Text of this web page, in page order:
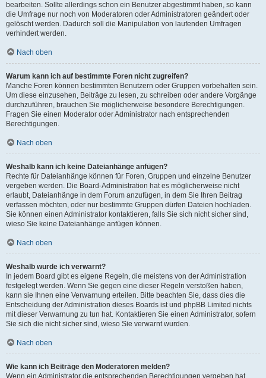
bearbeiten. Sollte allerdings schon ein Benutzer abgestimmt haben, so kann
die Umfrage nur noch von Moderatoren oder Administratoren geändert oder
gelöscht werden. Dadurch soll die Manipulation von laufenden Umfragen
verhindert werden.
Nach oben
Warum kann ich auf bestimmte Foren nicht zugreifen?
Manche Foren können bestimmten Benutzern oder Gruppen vorbehalten sein.
Um diese einzusehen, Beiträge zu lesen, zu schreiben oder andere Vorgänge
durchzuführen, brauchen Sie möglicherweise besondere Berechtigungen.
Fragen Sie einen Moderator oder Administrator nach entsprechenden
Berechtigungen.
Nach oben
Weshalb kann ich keine Dateianhänge anfügen?
Rechte für Dateianhänge können für Foren, Gruppen und einzelne Benutzer
vergeben werden. Die Board-Administration hat es möglicherweise nicht
erlaubt, Dateianhänge in dem Forum anzufügen, in dem Sie Ihren Beitrag
verfassen möchten, oder nur bestimmte Gruppen dürfen Dateien hochladen.
Sie können einen Administrator kontaktieren, falls Sie sich nicht sicher sind,
wieso Sie keine Dateianhänge anfügen können.
Nach oben
Weshalb wurde ich verwarnt?
In jedem Board gibt es eigene Regeln, die meistens von der Administration
festgelegt werden. Wenn Sie gegen eine dieser Regeln verstoßen haben,
kann sie Ihnen eine Verwarnung erteilen. Bitte beachten Sie, dass dies die
Entscheidung der Administration dieses Boards ist und phpBB Limited nichts
mit dieser Verwarnung zu tun hat. Kontaktieren Sie einen Administrator, sofern
Sie sich die nicht sicher sind, wieso Sie verwarnt wurden.
Nach oben
Wie kann ich Beiträge den Moderatoren melden?
Wenn ein Administrator die entsprechenden Berechtigungen vergeben hat,